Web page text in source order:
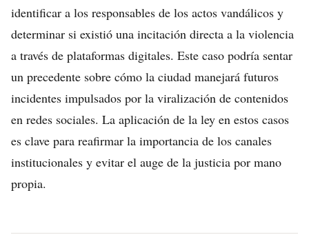
identificar a los responsables de los actos vandálicos y
determinar si existió una incitación directa a la violencia
a través de plataformas digitales. Este caso podría sentar
un precedente sobre cómo la ciudad manejará futuros
incidentes impulsados por la viralización de contenidos
en redes sociales. La aplicación de la ley en estos casos
es clave para reafirmar la importancia de los canales
institucionales y evitar el auge de la justicia por mano
propia.